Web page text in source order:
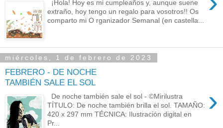
¡Hola! Hoy es mi cumpleaños y, aunque suene
extraño, hoy tengo un regalo para vosotros!! Os
comparto mi O rganizador Semanal (en castella...
miércoles, 1 de febrero de 2023
FEBRERO - DE NOCHE
TAMBIÉN SALE EL SOL
›
De noche también sale el sol - ©Mirilustra
TÍTULO: De noche también brilla el sol. TAMAÑO:
420 x 297 mm TÉCNICA: Ilustración digital en
Pr...